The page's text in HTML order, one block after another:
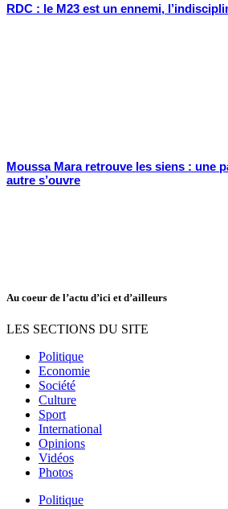
RDC : le M23 est un ennemi,
Moussa Mara retrouve les siens : une
autre s’ouvre
Au coeur de l’actu d’ici et d’ailleurs
LES SECTIONS DU SITE
Politique
Economie
Société
Culture
Sport
International
Opinions
Vidéos
Photos
Politique